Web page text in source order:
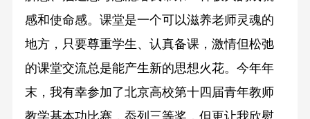
感和使命感。课堂是一个可以滋养老师灵魂的
地方，只要尊重学生、认真备课，激情但松弛
的课堂交流总是能产生新的思想火花。今年年
末，我有幸参加了北京高校第十四届青年教师